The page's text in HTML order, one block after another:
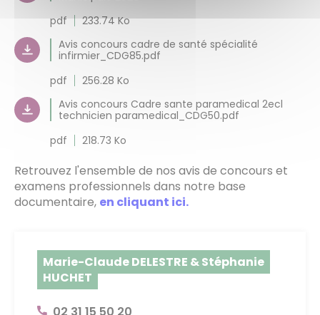
pdf
233.74 Ko
Avis concours cadre de santé spécialité
infirmier_CDG85.pdf
pdf
256.28 Ko
Avis concours Cadre sante paramedical 2ecl
technicien paramedical_CDG50.pdf
pdf
218.73 Ko
Retrouvez l'ensemble de nos avis de concours et
examens professionnels dans notre base
documentaire, en cliquant ici.
Marie-Claude DELESTRE & Stéphanie
HUCHET
02 31 15 50 20